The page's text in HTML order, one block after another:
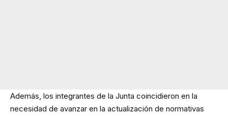
Además, los integrantes de la Junta coincidieron en la
necesidad de avanzar en la actualización de normativas